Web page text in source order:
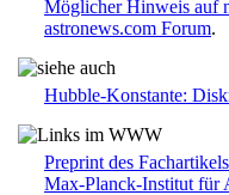
Möglicher Hinweis auf
astronews.com Forum.
Hubble-Konstante:
Preprint des
Max-Planck-Institut für